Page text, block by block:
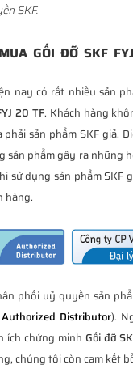
SKF.
GỐI ĐỠ SKF
nay có rất nhiều sản
20 TF. Khách hàng
sản phẩm SKF giả.
sản phẩm gây ra những
sử dụng sản phẩm SKF
hàng.
phối uỷ quyền sản
Authorized Distributor).
ích chứng minh Gối đỡ
chúng tôi còn cam kết